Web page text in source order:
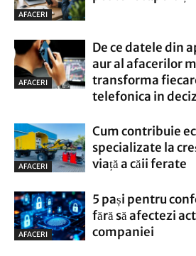
AFACERI
AFACERI
De ce datele din
aur al afacerilor
transforma
telefonica in
AFACERI
Cum contribuie
specializate la
viață a căii ferate
AFACERI
5 pași pentru
fără să afectezi
companiei